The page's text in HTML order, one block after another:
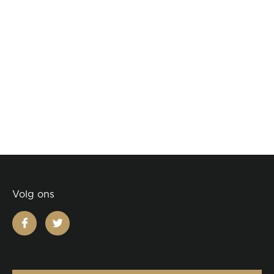
Volg ons
facebooktwitter